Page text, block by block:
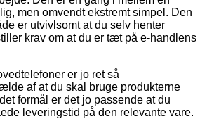
men omvendt ekstremt simpel. Den
er utvivlsomt at du selv henter
krav om at du er tæt på e-handlens
er jo ret så
af at du skal bruge produkterne
formål er det jo passende at du
leveringstid på den relevante vare.